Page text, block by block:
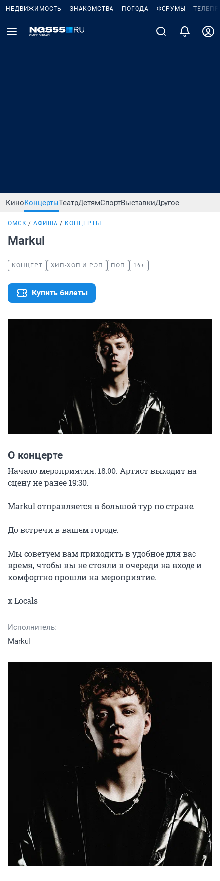
НЕДВИЖИМОСТЬ ЗНАКОМСТВА ПОГОДА ФОРУМЫ
КиноКонцертыТеатрДетямСпортВыставкиДругое
ОМСК АФИША КОНЦЕРТЫ
Markul
КОНЦЕРТ ХИП-ХОП И РЭП ПОП 16+
Купить билеты
О концерте
Начало мероприятия: 18:00. Артист выходит на
сцену не ранее 19:30.
Markul отправляется в большой тур по стране.
До встречи в вашем городе.
Мы советуем вам приходить в удобное для вас
время, чтобы вы не стояли в очереди на входе и
комфортно прошли на мероприятие.
х Locals
Исполнитель:
Markul